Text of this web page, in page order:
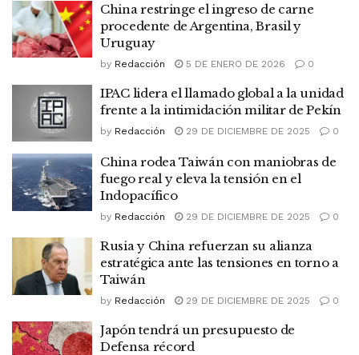
China restringe el ingreso de carne
procedente de Argentina, Brasil y
Uruguay
by Redacción 5 DE ENERO DE 2026 0
IPAC lidera el llamado global a la unidad
frente a la intimidación militar de Pekín
by Redacción 29 DE DICIEMBRE DE 2025 0
China rodea Taiwán con maniobras de
fuego real y eleva la tensión en el
Indopacífico
by Redacción 29 DE DICIEMBRE DE 2025 0
Rusia y China refuerzan su alianza
estratégica ante las tensiones en torno a
Taiwán
by Redacción 29 DE DICIEMBRE DE 2025 0
Japón tendrá un presupuesto de
Defensa récord